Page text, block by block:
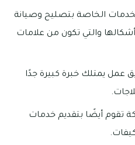
الخاصة بتصليح وصيانة
والتي تكون من علامات
يمتلك خبرة كبيرة جدًا
تقوم أيضًا بتقديم خدمات